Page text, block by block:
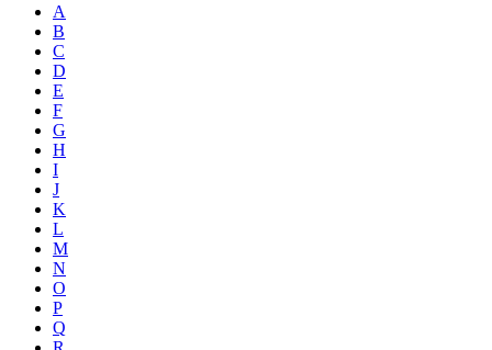
A
B
C
D
E
F
G
H
I
J
K
L
M
N
O
P
Q